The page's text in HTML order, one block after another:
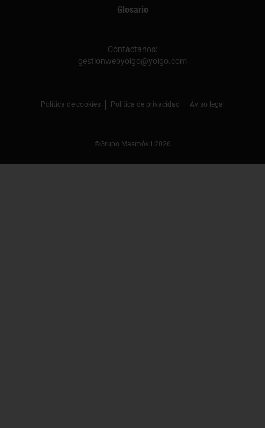
Glosario
Contáctanos:
gestionwebyoigo@yoigo.com
Política de cookies Política de privacidad Aviso legal
©Grupo Masmóvil 2026